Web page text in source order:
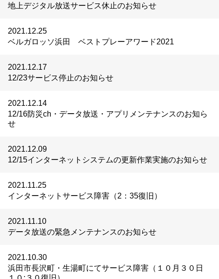
地上デジタル放送サービス休止のお知らせ
2021.12.25
ベルガロッソ浜田 ベストプレーアワード2021
2021.12.17
12/23サービス停止のお知らせ
2021.12.14
12/16防災ch・データ放送・アプリメンテナンスのお知ら
せ
2021.12.09
12/15インターネットシステムの更新作業実施のお知らせ
2021.11.25
インターネットサービス障害（2：35復旧）
2021.11.10
データ放送の緊急メンテナンスのお知らせ
2021.10.30
浜田市長沢町・生湯町にてサービス障害（１０月３０日